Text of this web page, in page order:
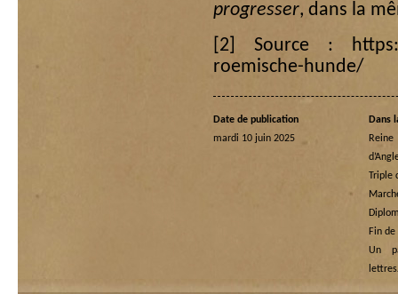
progresser, dans la
[2]
Source : https://
roemische-hunde/
Date de publication
mardi 10 juin 2025
Dans
Triple
Fin
Un